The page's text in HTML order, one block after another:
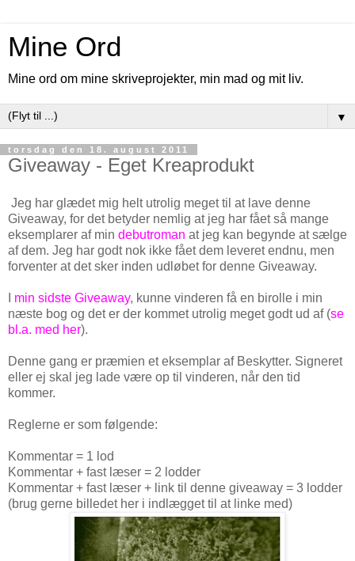
Mine Ord
Mine ord om mine skriveprojekter, min mad og mit liv.
▼
torsdag den 18. august 2011
Giveaway - Eget Kreaprodukt
Jeg har glædet mig helt utrolig meget til at lave denne
Giveaway, for det betyder nemlig at jeg har fået så mange
eksemplarer af min debutroman at jeg kan begynde at sælge
af dem. Jeg har godt nok ikke fået dem leveret endnu, men
forventer at det sker inden udløbet for denne Giveaway.
min sidste Giveaway, kunne vinderen få en birolle i min
næste bog og det er der kommet utrolig meget godt ud af (se
bl.a. med her).
Denne gang er præmien et eksemplar af Beskytter. Signeret
eller ej skal jeg lade være op til vinderen, når den tid
kommer.
Reglerne er som følgende:
Kommentar = 1 lod
Kommentar + fast læser = 2 lodder
Kommentar + fast læser + link til denne giveaway = 3 lodder
(brug gerne billedet her i indlægget til at linke med)